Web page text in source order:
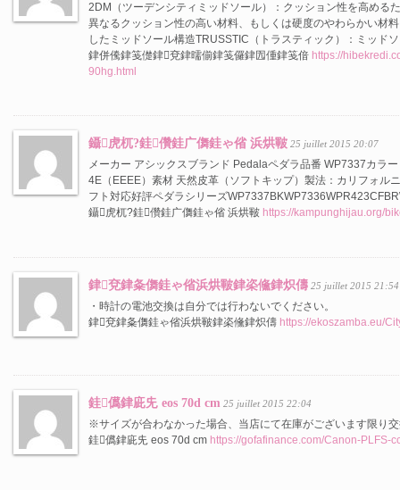
2DM（ツーデンシティミッドソール）：クッション性を高める
異なるクッション性の高い材料、もしくは硬度のやわらかい材
したミッドソール構造TRUSSTIC（トラスティック）：ミッド
銉併儯銉笺儊銉兗銉曘偂銉笺儸銉囥偅銉笺偣 https://
90hg.html
鑷虎杌?銈儹銈广儛銈ゃ偗 浜烘皸 25 juillet 2015 20:07
メーカー アシックスブランド Pedalaペダラ品番 WP7337カラ
4E（EEEE）素材 天然皮革（ソフトキップ）製法：カリフォル
フト対応好評ペダラシリーズ
鑷虎杌?銈儹銈广儛銈ゃ偗 浜烘皸 https://kampunghijau.org/
銉兗銉夈儛銈ゃ偗浜烘皸銉栥儵銉炽儔 25 juillet 2015 21:54
・時計の電池交換は自分では行わないでください。
銉兗銉夈儛銈ゃ偗浜烘皸銉栥儵銉炽儔 https://ekoszamba.eu/
銈儰銉庛兂 eos 70d cm 25 juillet 2015 22:04
※サイズが合わなかった場合、当店にて在庫がございます限り
銈儰銉庛兂 eos 70d cm https://gofafinance.com/Canon-PLFS-